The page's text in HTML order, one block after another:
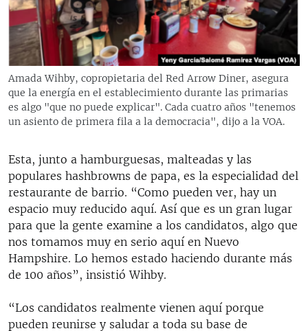
Amada Wihby, copropietaria del Red Arrow Diner, asegura
que la energía en el establecimiento durante las primarias
es algo "que no puede explicar". Cada cuatro años "tenemos
un asiento de primera fila a la democracia", dijo a la VOA.
Esta, junto a hamburguesas, malteadas y las
populares hashbrowns de papa, es la especialidad del
restaurante de barrio. “Como pueden ver, hay un
espacio muy reducido aquí. Así que es un gran lugar
para que la gente examine a los candidatos, algo que
nos tomamos muy en serio aquí en Nuevo
Hampshire. Lo hemos estado haciendo durante más
de 100 años”, insistió Wihby.
“Los candidatos realmente vienen aquí porque
pueden reunirse y saludar a toda su base de